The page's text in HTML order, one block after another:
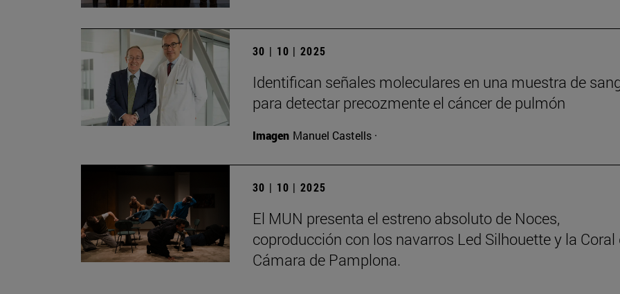
30 | 10 | 2025
Identifican señales moleculares en una muestra de
para detectar precozmente el cáncer de pulmón
Imagen Manuel Castells ·
30 | 10 | 2025
El MUN presenta el estreno absoluto de Noces,
coproducción con los navarros Led Silhouette y la Coral
Cámara de Pamplona.